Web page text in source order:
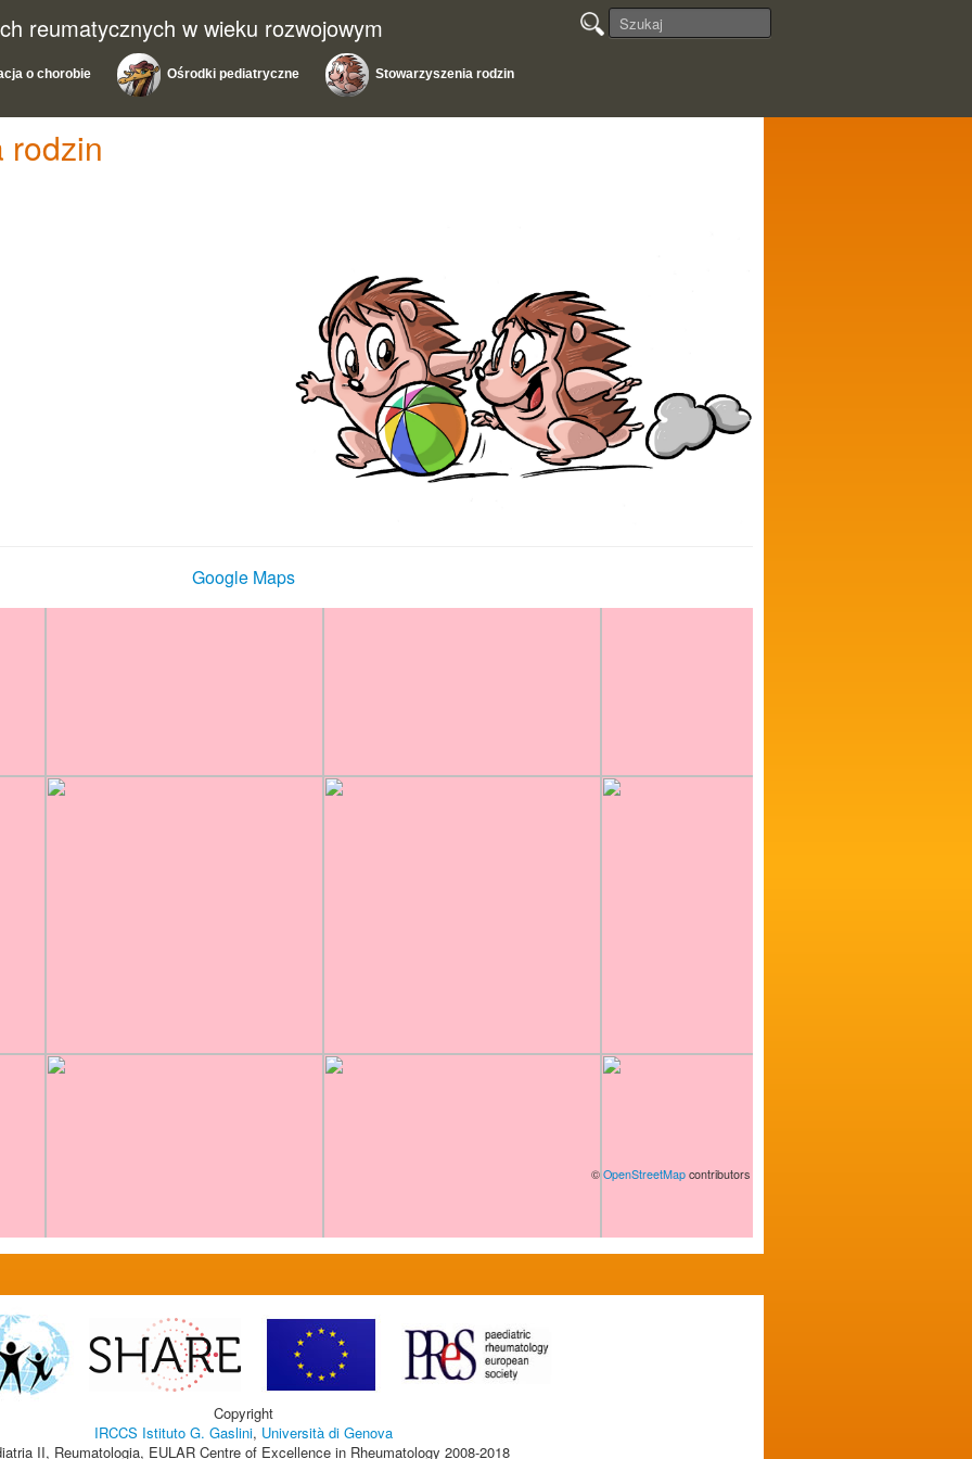
reumatycznych w wieku rozwojowym
o chorobie Ośrodki pediatryczne Stowarzyszenia rodzin
rodzin
Google Maps
© OpenStreetMap contributors
Copyright
IRCCS Istituto G. Gaslini, Università di Genova
II, Reumatologia, EULAR Centre of Excellence in Rheumatology 2008-2018